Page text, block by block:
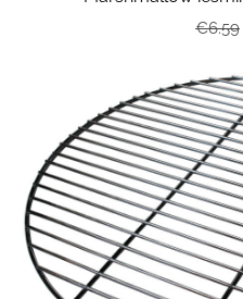
€6.59